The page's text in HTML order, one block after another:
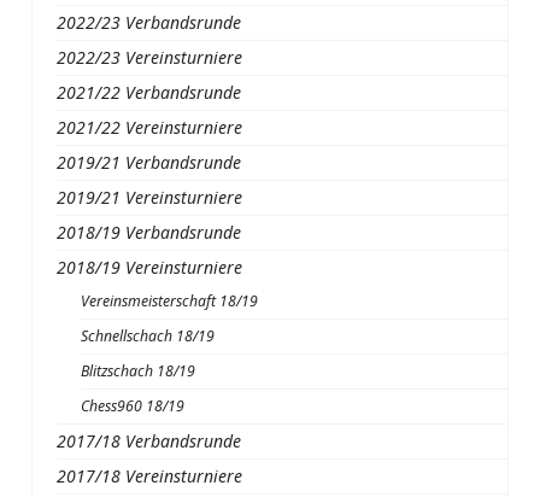
2022/23 Verbandsrunde
2022/23 Vereinsturniere
2021/22 Verbandsrunde
2021/22 Vereinsturniere
2019/21 Verbandsrunde
2019/21 Vereinsturniere
2018/19 Verbandsrunde
2018/19 Vereinsturniere
Vereinsmeisterschaft 18/19
Schnellschach 18/19
Blitzschach 18/19
Chess960 18/19
2017/18 Verbandsrunde
2017/18 Vereinsturniere